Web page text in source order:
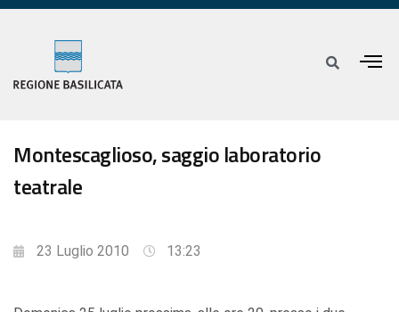
Montescaglioso, saggio laboratorio
teatrale
23 Luglio 2010 13:23